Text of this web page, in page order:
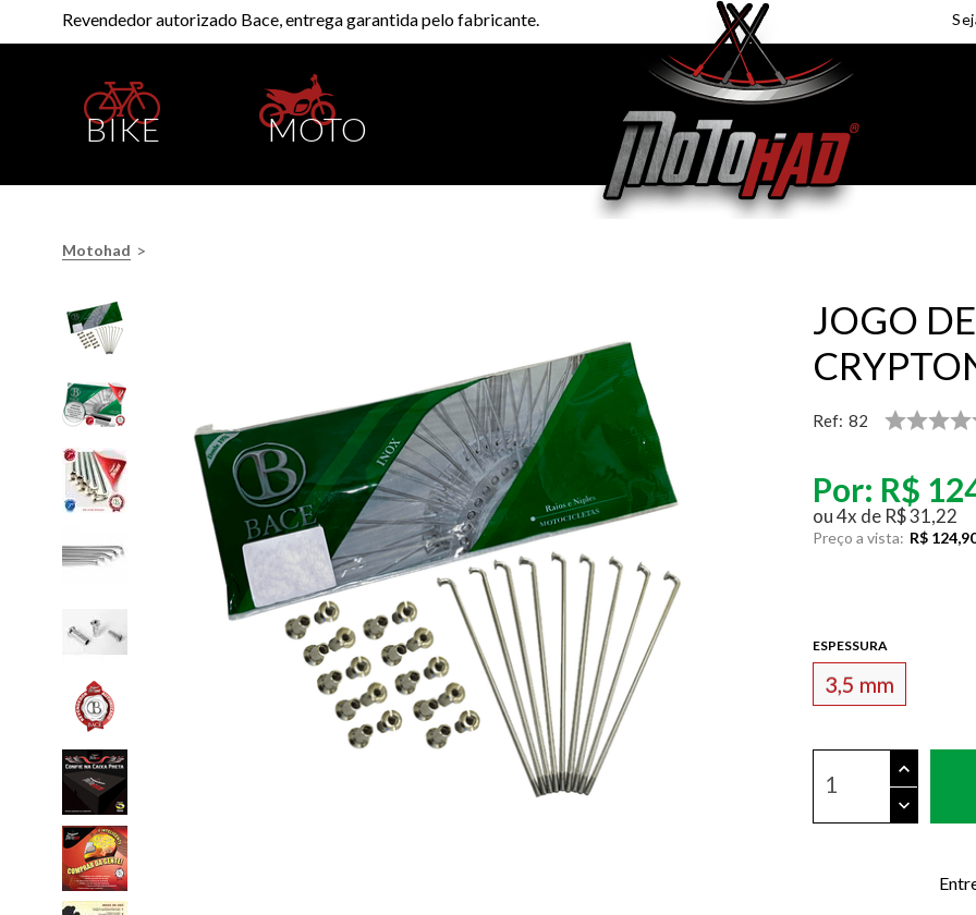
Revendedor autorizado Bace, entrega garantida pelo fabricante.
BIKE MOTO
Motohad >
JOGO
Ref: 82
Por: R$
ou4x de R$ 31,22
Preço a vista: R$
ESPESSURA
3,5 mm